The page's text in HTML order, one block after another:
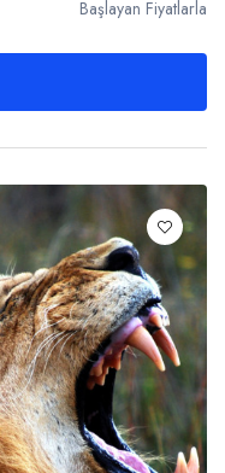
Başlayan Fiyatlarla